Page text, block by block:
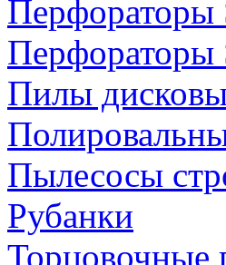
Перфораторы
Перфораторы
Пилы
Пылесосы
Рубанки
Торцовочные